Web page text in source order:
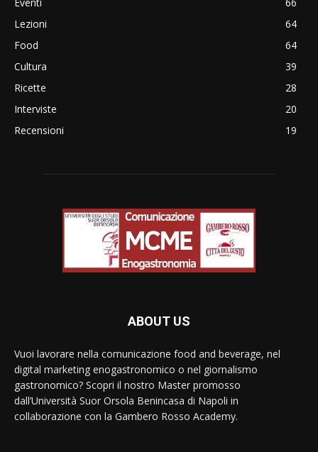
Lezioni
64
Food
64
Cultura
39
Ricette
28
Interviste
20
Recensioni
19
ABOUT US
Vuoi lavorare nella comunicazione food and beverage, nel
digital marketing enogastronomico o nel giornalismo
gastronomico? Scopri il nostro Master promosso
dall’Università Suor Orsola Benincasa di Napoli in
collaborazione con la Gambero Rosso Academy.